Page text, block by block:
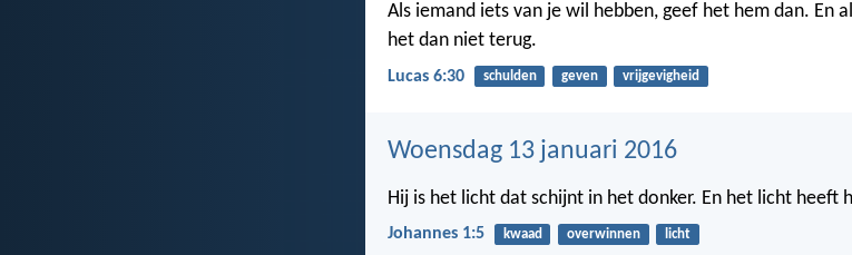
Als iemand iets van je wil hebben, geef het hem dan. En
het dan niet terug.
Lucas 6:30 schulden geven vrijgevigheid
Woensdag 13 januari 2016
Hij is het licht dat schijnt in het donker. En het licht heeft
Johannes 1:5 kwaad overwinnen licht